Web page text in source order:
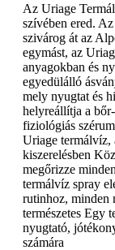
Az Uriage
szívében ered.
szivárog át az
egymást, az
anyagokban és
egyedülálló
mely nyugtat és
helyreállítja a
fiziológiás
Uriage termálvíz,
kiszerelésben
megőrizze
termálvíz spray
rutinhoz, minden
természetes Egy
nyugtató,
számára